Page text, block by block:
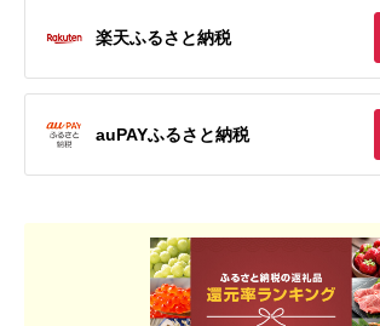
楽天ふるさと納税
auPAYふるさと納税